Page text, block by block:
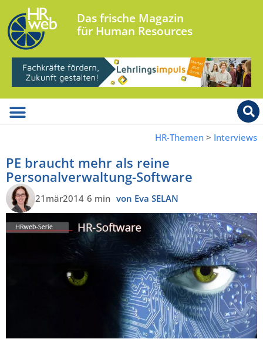
Das frische Magazin
für Human Resources
HR-Themen > Interviews
PE braucht mehr als reine
Personalverwaltung-Software
21mär2014 6 min von Eva SELAN